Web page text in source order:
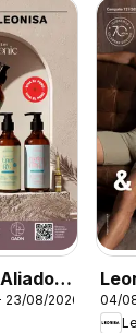
08/2026
Leo
04/